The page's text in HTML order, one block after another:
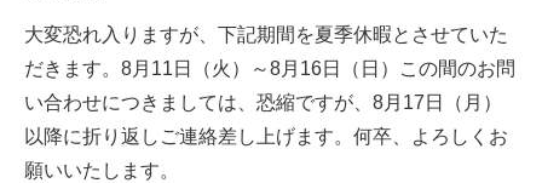
大変恐れ入りますが、下記期間を夏季休暇とさせていた
だきます。8月11日（火）～8月16日（日）この間のお問
い合わせにつきましては、恐縮ですが、8月17日（月）
以降に折り返しご連絡差し上げます。何卒、よろしくお
願いいたします。